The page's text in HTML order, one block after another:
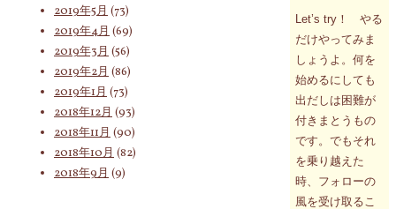
Let’s try！ やる
だけやってみま
しょうよ。何を
始めるにしても
出だしは困難が
付きまとうもの
です。でもそれ
を乗り越えた
時、フォローの
風を受け取るこ
2019年5月 (73)
2019年4月 (69)
2019年3月 (56)
2019年2月 (86)
2019年1月 (73)
2018年12月 (93)
2018年11月 (90)
2018年10月 (82)
2018年9月 (9)